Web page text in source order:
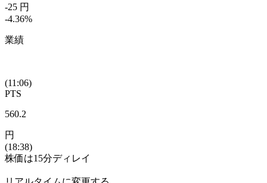
-25 円
-4.36%
業績
(11:06)
PTS
560.2
円
(18:38)
株価は15分ディレイ